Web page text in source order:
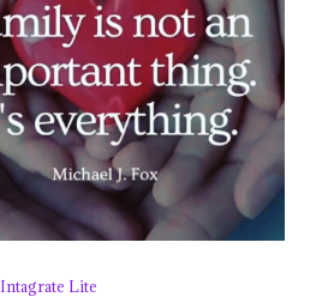
Intagrate Lite